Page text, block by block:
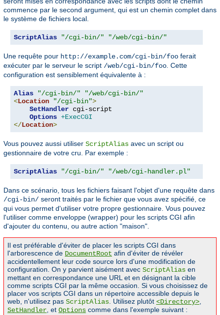
commence par le second argument, qui est un chemin complet dans
le système de fichiers local.
ScriptAlias "/cgi-bin/" "/web/cgi-bin/"
Une requête pour http://example.com/cgi-bin/foo ferait
exécuter par le serveur le script /web/cgi-bin/foo . Cette
configuration est sensiblement équivalente à :
Alias "/cgi-bin/"
"/web/cgi-bin/"
<Location "/cgi-bin">
SetHandler cgi-script
Options +ExecCGI
</Location>
Vous pouvez aussi utiliser ScriptAlias avec un script ou
gestionnaire de votre cru. Par exemple :
ScriptAlias "/cgi-bin/" "/web/cgi-handler.pl"
Dans ce scénario, tous les fichiers faisant l'objet d'une requête dans
/cgi-bin/ seront traités par le fichier que vous avez spécifié, ce
qui vous permet d'utiliser votre propre gestionnaire. Vous pouvez
l'utiliser comme enveloppe (wrapper) pour les scripts CGI afin
d'ajouter du contenu, ou autre action "maison".
Il est préférable d'éviter de placer les scripts CGI dans
l'arborescence de DocumentRoot afin d'éviter de révéler
accidentellement leur code source lors d'une modification de
configuration. On y parvient aisément avec ScriptAlias en
mettant en correspondance une URL et en désignant la cible
comme scripts CGI par la même occasion. Si vous choisissez de
placer vos scripts CGI dans un répertoire accessible depuis le
web, n'utilisez pas ScriptAlias . Utilisez plutôt <Directory>
SetHandler , et Options comme dans l'exemple suivant :